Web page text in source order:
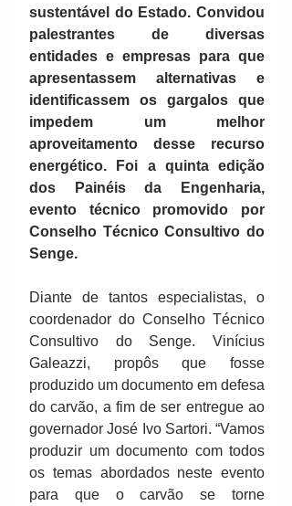
sustentável do Estado. Convidou
palestrantes de diversas
entidades e empresas para que
apresentassem alternativas e
identificassem os gargalos que
impedem um melhor
aproveitamento desse recurso
energético. Foi a quinta edição
dos Painéis da Engenharia,
evento técnico promovido por
Conselho Técnico Consultivo do
Senge.
Diante de tantos especialistas, o
coordenador do Conselho Técnico
Consultivo do Senge. Vinícius
Galeazzi, propôs que fosse
produzido um documento em defesa
do carvão, a fim de ser entregue ao
governador José Ivo Sartori. “Vamos
produzir um documento com todos
os temas abordados neste evento
para que o carvão se torne